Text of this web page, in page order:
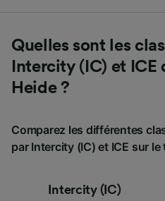
Quelles sont les
Intercity (IC) et ICE
Heide ?
Comparez les différentes
par Intercity (IC) et ICE sur
Intercity (IC)